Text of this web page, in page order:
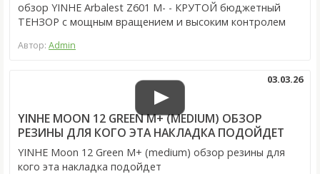
обзор YINHE Arbalest Z601 M- - КРУТОЙ бюджетный
ТЕНЗОР с мощным вращением и высоким контролем
Автор: Admin
YINHE MOON 12 GREEN M+ (MEDIUM) ОБЗОР
РЕЗИНЫ ДЛЯ КОГО ЭТА НАКЛАДКА ПОДОЙДЕТ
03.03.26
YINHE Moon 12 Green M+ (medium) обзор резины для
кого эта накладка подойдет